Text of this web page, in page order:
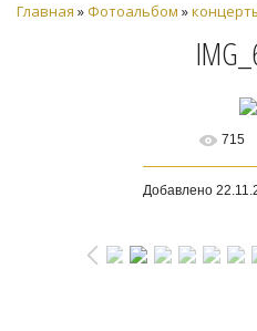
Главная » Фотоальбом »
В
1600x1066
715
Добавлено